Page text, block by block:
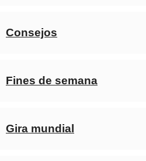
Consejos
Fines de semana
Gira mundial